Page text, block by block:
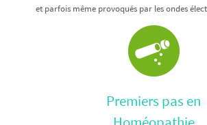
et parfois même provoqués par les ondes
Premiers pas en